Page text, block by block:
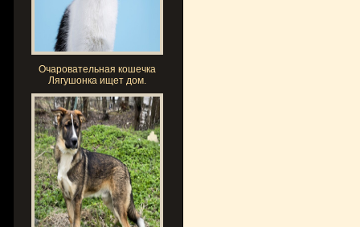
Очаровательная кошечка
Лягушонка ищет дом.